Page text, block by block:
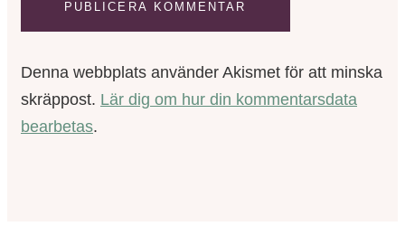
Denna webbplats använder Akismet för att minska
skräppost. Lär dig om hur din kommentarsdata
bearbetas.